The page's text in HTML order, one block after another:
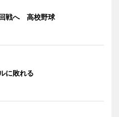
戦へ 高校野球
に敗れる